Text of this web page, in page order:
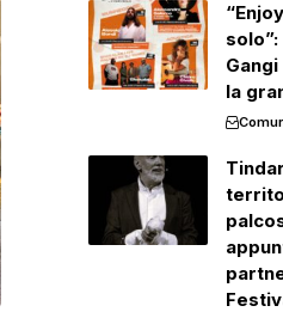
solo”:
la